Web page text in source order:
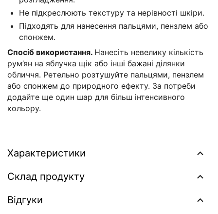
Не підкреслюють текстуру та нерівності шкіри.
Підходять для нанесення пальцями, пензлем або
спонжем.
Спосіб використання. Нанесіть невелику кількість
рум’ян на яблучка щік або інші бажані ділянки
обличчя. Ретельно розтушуйте пальцями, пензлем
або спонжем до природного ефекту. За потреби
додайте ще один шар для більш інтенсивного
кольору.
Характеристики
Склад продукту
Відгуки